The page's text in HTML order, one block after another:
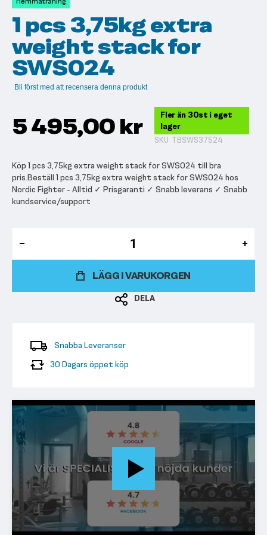
bildgalleriet
1 pcs 3,75kg extra
weight stack for
SWS024
Bli först med att recensera denna produkt
5 495,00 kr
Fler än 30st i eget
lager
SKU TBSWS37524
Köp 1 pcs 3,75kg extra weight stack for SWS024 till bra
pris.Beställ 1 pcs 3,75kg extra weight stack for SWS024 hos
Nordic Fighter - Alltid ✓ Prisgaranti ✓ Snabb leverans ✓ Snabb
kundservice/support
LÄGG I VARUKORGEN
DELA
Snabba Leveranser
30 Dagars öppet köp